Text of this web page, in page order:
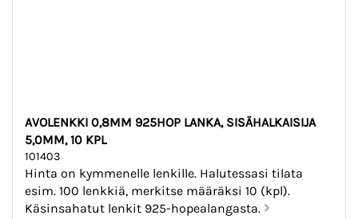
AVOLENKKI 0,8MM 925HOP LANKA, SISÄHALKAISIJA
5,0MM, 10 KPL
101403
Hinta on kymmenelle lenkille. Halutessasi tilata
esim. 100 lenkkiä, merkitse määräksi 10 (kpl).
Käsinsahatut lenkit 925-hopealangasta.